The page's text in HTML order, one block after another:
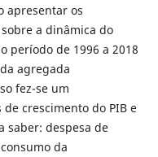
apresentar os
a dinâmica do
período de 1996 a 2018
agregada
fez-se um
crescimento do PIB e
saber: despesa de
da